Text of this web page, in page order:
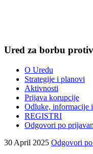
Ured za borbu
O Uredu
Strategije i planovi
Aktivnosti
Prijava korupcije
Odluke, informacije
REGISTRI
Odgovori po
30 April 2025 Odgovori